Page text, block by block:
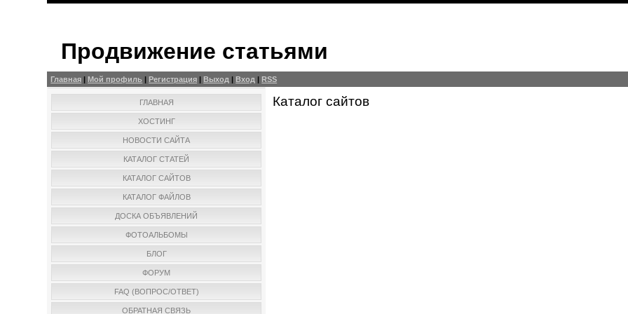
Продвижение статьями
Главная |Мой профиль |Регистрация |Выход |Вход |RSS
ГЛАВНАЯ
ХОСТИНГ
НОВОСТИ САЙТА
КАТАЛОГ СТАТЕЙ
КАТАЛОГ САЙТОВ
КАТАЛОГ ФАЙЛОВ
ДОСКА ОБЪЯВЛЕНИЙ
ФОТОАЛЬБОМЫ
БЛОГ
ФОРУМ
FAQ (ВОПРОС/ОТВЕТ)
ОБРАТНАЯ СВЯЗЬ
Каталог сайтов